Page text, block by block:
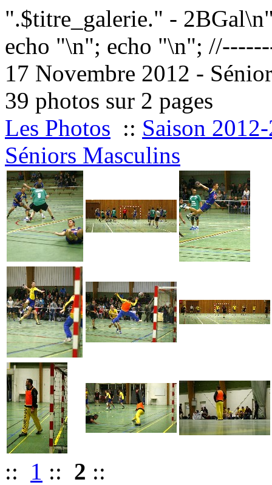
".$titre_galerie." -
echo "\n"; echo "\n";
17 Novembre 2012 -
39 photos sur 2 pages
Les Photos :: Saison
Séniors Masculins
:: 1 :: 2 ::